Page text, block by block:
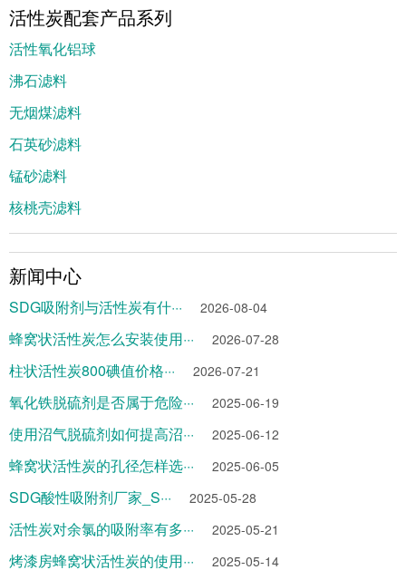
活性炭配套产品系列
活性氧化铝球
沸石滤料
无烟煤滤料
石英砂滤料
锰砂滤料
核桃壳滤料
新闻中心
SDG吸附剂与活性炭有什··· 2026-08-04
蜂窝状活性炭怎么安装使用··· 2026-07-28
柱状活性炭800碘值价格··· 2026-07-21
氧化铁脱硫剂是否属于危险··· 2025-06-19
使用沼气脱硫剂如何提高沼··· 2025-06-12
蜂窝状活性炭的孔径怎样选··· 2025-06-05
SDG酸性吸附剂厂家_S··· 2025-05-28
活性炭对余氯的吸附率有多··· 2025-05-21
烤漆房蜂窝状活性炭的使用··· 2025-05-14